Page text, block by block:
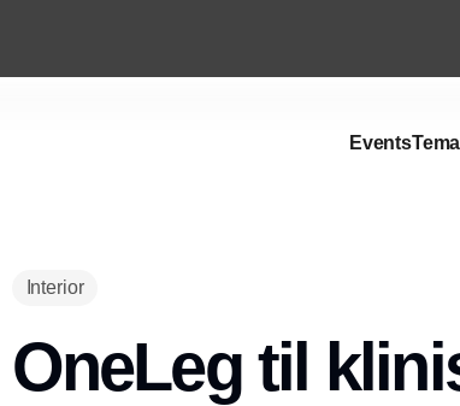
Events
Interior
OneLeg til